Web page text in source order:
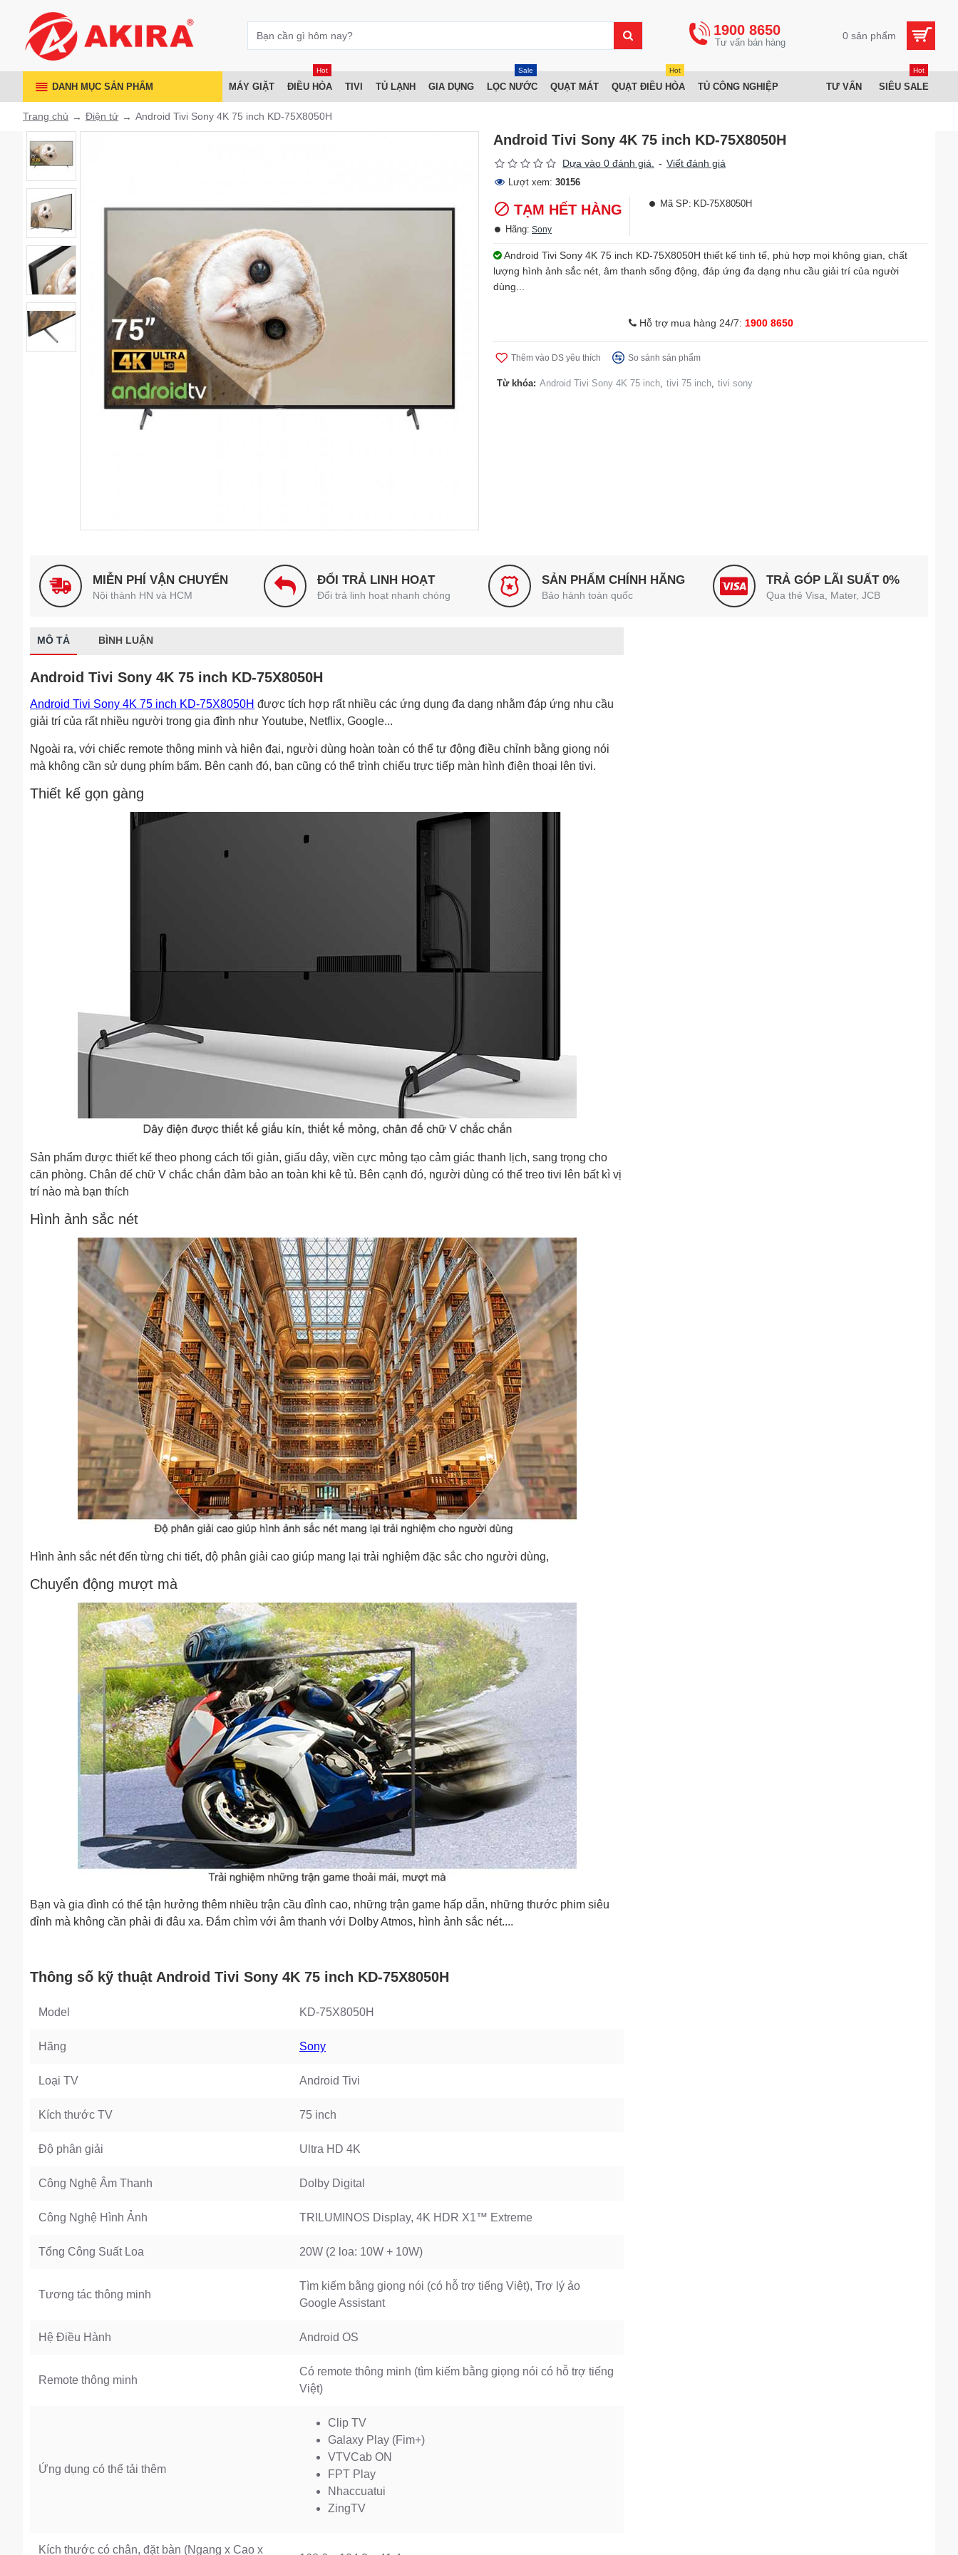
1900 8650 0 sản phẩm
DANH MỤC SẢN PHẨM MÁY GIẶT ĐIỀU HÒA
Hot
TIVI TỦ LẠNH GIA DỤNG LỌC NƯỚC
Sale
QUẠT MÁT QUẠT ĐIỀU HÒA
Hot
TỦ CÔNG NGHIỆP TƯ VẤN SIÊU SALE
Hot
Trang chủ Điện tử Android Tivi Sony 4K 75 inch KD-75X8050H
Android Tivi Sony 4K 75 inch KD-75X8050H
Dựa vào 0 đánh giá. - Viết đánh giá
Lượt xem: 30156
TẠM HẾT HÀNG
Hãng: Sony
Mã SP: KD-75X8050H
Android Tivi Sony 4K 75 inch KD-75X8050H thiết kế tinh tế, phù hợp mọi không gian, chất
lượng hình ảnh sắc nét, âm thanh sống động, đáp ứng đa dạng nhu cầu giải trí của người
dùng...
Hỗ trợ mua hàng 24/7: 1900 8650
Thêm vào DS yêu thích So sánh sản phẩm
Từ khóa: Android Tivi Sony 4K 75 inch, tivi 75 inch, tivi sony
MIỄN PHÍ VẬN CHUYỂN
Nội thành HN và HCM
ĐỔI TRẢ LINH HOẠT
Đổi trả linh hoạt nhanh chóng
SẢN PHẨM CHÍNH HÃNG
Bảo hành toàn quốc
TRẢ GÓP LÃI SUẤT 0%
Qua thẻ Visa, Mater, JCB
MÔ TẢ BÌNH LUẬN
Android Tivi Sony 4K 75 inch KD-75X8050H
Android Tivi Sony 4K 75 inch KD-75X8050H được tích hợp rất nhiều các ứng dụng đa dạng nhằm đáp ứng nhu cầu
giải trí của rất nhiều người trong gia đình như Youtube, Netflix, Google...
Ngoài ra, với chiếc remote thông minh và hiện đại, người dùng hoàn toàn có thể tự động điều chỉnh bằng giọng nói
mà không cần sử dụng phím bấm. Bên cạnh đó, bạn cũng có thể trình chiếu trực tiếp màn hình điện thoại lên tivi.
Thiết kế gọn gàng
Sản phẩm được thiết kế theo phong cách tối giản, giấu dây, viền cực mỏng tạo cảm giác thanh lịch, sang trọng cho
căn phòng. Chân đế chữ V chắc chắn đảm bảo an toàn khi kê tủ. Bên cạnh đó, người dùng có thể treo tivi lên bất kì vị
trí nào mà bạn thích
Hình ảnh sắc nét
Hình ảnh sắc nét đến từng chi tiết, độ phân giải cao giúp mang lại trải nghiệm đặc sắc cho người dùng,
Chuyển động mượt mà
Bạn và gia đình có thể tận hưởng thêm nhiều trận cầu đỉnh cao, những trận game hấp dẫn, những thước phim siêu
đỉnh mà không cần phải đi đâu xa. Đắm chìm với âm thanh với Dolby Atmos, hình ảnh sắc nét....
Thông số kỹ thuật Android Tivi Sony 4K 75 inch KD-75X8050H
Model KD-75X8050H
Hãng Sony
Loại TV Android Tivi
Kích thước TV 75 inch
Độ phân giải Ultra HD 4K
Công Nghệ Âm Thanh Dolby Digital
Công Nghệ Hình Ảnh TRILUMINOS Display, 4K HDR X1™ Extreme
Tổng Công Suất Loa 20W (2 loa: 10W + 10W)
Tương tác thông minh
Tìm kiếm bằng giọng nói (có hỗ trợ tiếng Việt), Trợ lý ảo
Google Assistant
Hệ Điều Hành Android OS
Remote thông minh
Có remote thông minh (tìm kiếm bằng giọng nói có hỗ trợ tiếng
Việt)
Ứng dụng có thể tải thêm
Clip TV
Galaxy Play (Fim+)
VTVCab ON
FPT Play
Nhaccuatui
ZingTV
Kích thước có chân, đặt bàn (Ngang x Cao x